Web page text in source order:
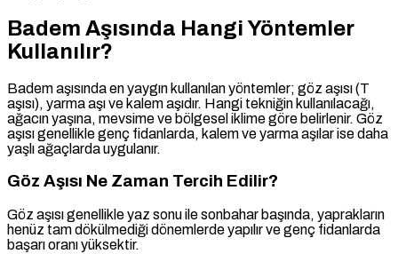
Badem Aşısında Hangi Yöntemler
Kullanılır?
Badem aşısında en yaygın kullanılan yöntemler; göz aşısı (T
aşısı), yarma aşı ve kalem aşıdır. Hangi tekniğin kullanılacağı,
ağacın yaşına, mevsime ve bölgesel iklime göre belirlenir. Göz
aşısı genellikle genç fidanlarda, kalem ve yarma aşılar ise daha
yaşlı ağaçlarda uygulanır.
Göz Aşısı Ne Zaman Tercih Edilir?
Göz aşısı genellikle yaz sonu ile sonbahar başında, yaprakların
henüz tam dökülmediği dönemlerde yapılır ve genç fidanlarda
başarı oranı yüksektir.